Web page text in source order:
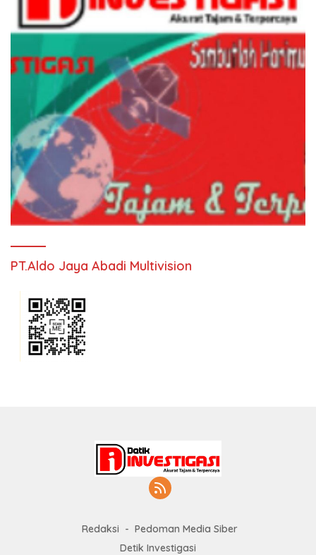
PT.Aldo Jaya Abadi Multivision
Redaksi
Pedoman Media Siber
Detik Investigasi